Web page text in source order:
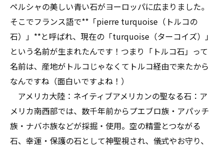
ペルシャの美しい青い石がヨーロッパに広まりました。
そこでフランス語で**「pierre turquoise（トルコの
石）」**と呼ばれ、現在の「turquoise（ターコイズ）」
という名前が生まれたんです！つまり「トルコ石」って
名前は、産地がトルコじゃなくてトルコ経由で来たから
なんですね（面白いですよね！）
アメリカ大陸：ネイティブアメリカンの聖なる石：ア
メリカ南西部では、数千年前からプエブロ族・アパッチ
族・ナバホ族などが採掘・使用。空の精霊とつながる
石、幸運・保護の石として神聖視され、儀式やお守り、